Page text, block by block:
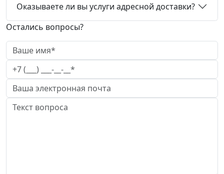
Оказываете ли вы услуги адресной доставки?
Остались вопросы?